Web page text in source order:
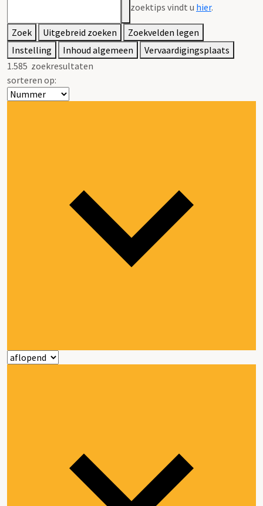
zoektips vindt u hier.
Zoek Uitgebreid zoeken
Zoekvelden legen
Instelling
Inhoud algemeen
Vervaardigingsplaats
1.585 zoekresultaten
sorteren op: